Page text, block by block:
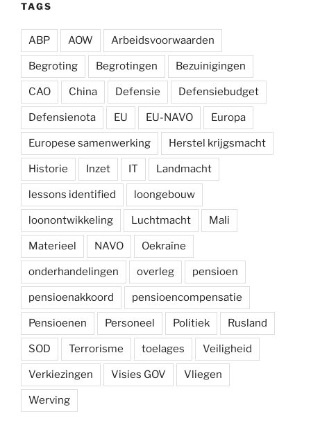
TAGS
ABP AOW Arbeidsvoorwaarden
Begroting Begrotingen Bezuinigingen
CAO China Defensie Defensiebudget
Defensienota EU EU-NAVO Europa
Europese samenwerking Herstel krijgsmacht
Historie Inzet IT Landmacht
lessons identified loongebouw
loonontwikkeling Luchtmacht Mali
Materieel NAVO Oekraïne
onderhandelingen overleg pensioen
pensioenakkoord pensioencompensatie
Pensioenen Personeel Politiek Rusland
SOD Terrorisme toelages Veiligheid
Verkiezingen Visies GOV Vliegen
Werving